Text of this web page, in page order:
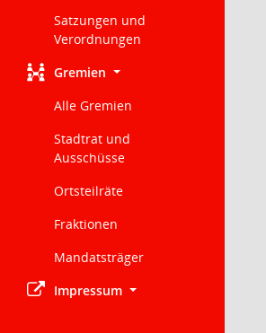
Satzungen und
Verordnungen
Gremien
Alle Gremien
Stadtrat und
Ausschüsse
Ortsteilräte
Fraktionen
Mandatsträger
Impressum